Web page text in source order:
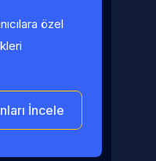
özel
İncele